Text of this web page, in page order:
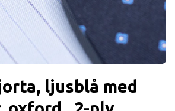
ljusblå med